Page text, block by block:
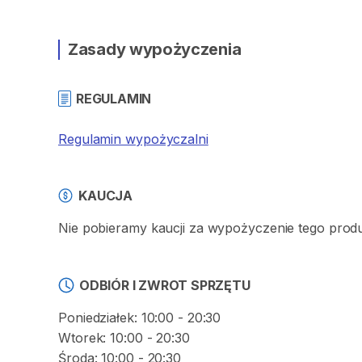
Zasady wypożyczenia
REGULAMIN
Regulamin wypożyczalni
KAUCJA
Nie pobieramy kaucji za wypożyczenie tego
ODBIÓR I ZWROT SPRZĘTU
Poniedziałek: 10:00 - 20:30
Wtorek: 10:00 - 20:30
Środa: 10:00 - 20:30